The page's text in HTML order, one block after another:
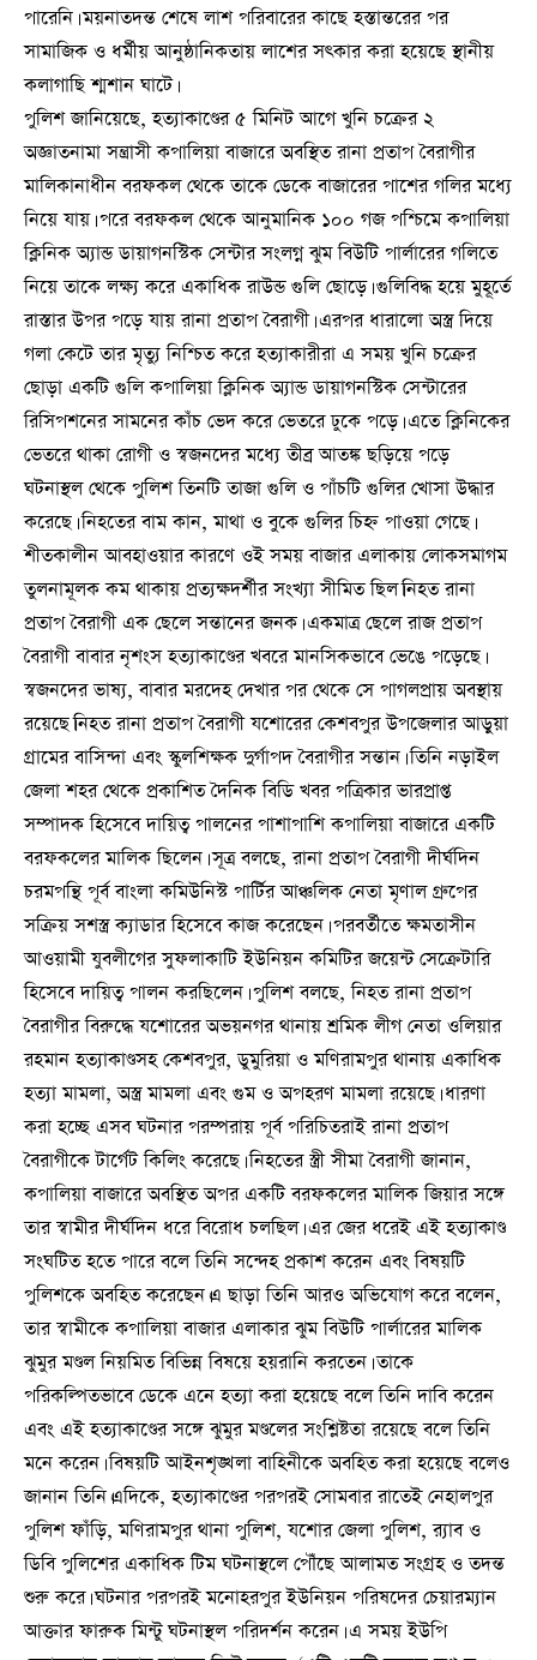
পারেনি। ময়নাতদন্ত শেষে লাশ পরিবারের কাছে হস্তান্তরের পর
সামাজিক ও ধর্মীয় আনুষ্ঠানিকতায় লাশের সৎকার করা হয়েছে স্থানীয়
কলাগাছি শ্মশান ঘাটে।
পুলিশ জানিয়েছে, হত্যাকাণ্ডের ৫ মিনিট আগে খুনি চক্রের ২
অজ্ঞাতনামা সন্ত্রাসী কপালিয়া বাজারে অবস্থিত রানা প্রতাপ বৈরাগীর
মালিকানাধীন বরফকল থেকে তাকে ডেকে বাজারের পাশের গলির মধ্যে
নিয়ে যায়। পরে বরফকল থেকে আনুমানিক ১০০ গজ পশ্চিমে কপালিয়া
ক্লিনিক অ্যান্ড ডায়াগনস্টিক সেন্টার সংলগ্ন ঝুম বিউটি পার্লারের গলিতে
নিয়ে তাকে লক্ষ্য করে একাধিক রাউন্ড গুলি ছোড়ে। গুলিবিদ্ধ হয়ে মুহূর্তে
রাস্তার উপর পড়ে যায় রানা প্রতাপ বৈরাগী। এরপর ধারালো অস্ত্র দিয়ে
গলা কেটে তার মৃত্যু নিশ্চিত করে হত্যাকারীরা এ সময় খুনি চক্রের
ছোড়া একটি গুলি কপালিয়া ক্লিনিক অ্যান্ড ডায়াগনস্টিক সেন্টারের
রিসিপশনের সামনের কাঁচ ভেদ করে ভেতরে ঢুকে পড়ে। এতে ক্লিনিকের
ভেতরে থাকা রোগী ও স্বজনদের মধ্যে তীব্র আতঙ্ক ছড়িয়ে পড়ে
ঘটনাস্থল থেকে পুলিশ তিনটি তাজা গুলি ও পাঁচটি গুলির খোসা উদ্ধার
করেছে। নিহতের বাম কান, মাথা ও বুকে গুলির চিহ্ন পাওয়া গেছে।
শীতকালীন আবহাওয়ার কারণে ওই সময় বাজার এলাকায় লোকসমাগম
তুলনামূলক কম থাকায় প্রত্যক্ষদর্শীর সংখ্যা সীমিত ছিল।নিহত রানা
প্রতাপ বৈরাগী এক ছেলে সন্তানের জনক। একমাত্র ছেলে রাজ প্রতাপ
বৈরাগী বাবার নৃশংস হত্যাকাণ্ডের খবরে মানসিকভাবে ভেঙে পড়েছে।
স্বজনদের ভাষ্য, বাবার মরদেহ দেখার পর থেকে সে পাগলপ্রায় অবস্থায়
রয়েছে।নিহত রানা প্রতাপ বৈরাগী যশোরের কেশবপুর উপজেলার আড়ুয়া
গ্রামের বাসিন্দা এবং স্কুলশিক্ষক দুর্গাপদ বৈরাগীর সন্তান। তিনি নড়াইল
জেলা শহর থেকে প্রকাশিত দৈনিক বিডি খবর পত্রিকার ভারপ্রাপ্ত
সম্পাদক হিসেবে দায়িত্ব পালনের পাশাপাশি কপালিয়া বাজারে একটি
বরফকলের মালিক ছিলেন। সূত্র বলছে, রানা প্রতাপ বৈরাগী দীর্ঘদিন
চরমপন্থি পূর্ব বাংলা কমিউনিস্ট পার্টির আঞ্চলিক নেতা মৃণাল গ্রুপের
সক্রিয় সশস্ত্র ক্যাডার হিসেবে কাজ করেছেন। পরবর্তীতে ক্ষমতাসীন
আওয়ামী যুবলীগের সুফলাকাটি ইউনিয়ন কমিটির জয়েন্ট সেক্রেটারি
হিসেবে দায়িত্ব পালন করছিলেন। পুলিশ বলছে, নিহত রানা প্রতাপ
বৈরাগীর বিরুদ্ধে যশোরের অভয়নগর থানায় শ্রমিক লীগ নেতা ওলিয়ার
রহমান হত্যাকাণ্ডসহ কেশবপুর, ডুমুরিয়া ও মণিরামপুর থানায় একাধিক
হত্যা মামলা, অস্ত্র মামলা এবং গুম ও অপহরণ মামলা রয়েছে। ধারণা
করা হচ্ছে এসব ঘটনার পরম্পরায় পূর্ব পরিচিতরাই রানা প্রতাপ
বৈরাগীকে টার্গেট কিলিং করেছে। নিহতের স্ত্রী সীমা বৈরাগী জানান,
কপালিয়া বাজারে অবস্থিত অপর একটি বরফকলের মালিক জিয়ার সঙ্গে
তার স্বামীর দীর্ঘদিন ধরে বিরোধ চলছিল। এর জের ধরেই এই হত্যাকাণ্ড
সংঘটিত হতে পারে বলে তিনি সন্দেহ প্রকাশ করেন এবং বিষয়টি
পুলিশকে অবহিত করেছেন।এ ছাড়া তিনি আরও অভিযোগ করে বলেন,
তার স্বামীকে কপালিয়া বাজার এলাকার ঝুম বিউটি পার্লারের মালিক
ঝুমুর মণ্ডল নিয়মিত বিভিন্ন বিষয়ে হয়রানি করতেন। তাকে
পরিকল্পিতভাবে ডেকে এনে হত্যা করা হয়েছে বলে তিনি দাবি করেন
এবং এই হত্যাকাণ্ডের সঙ্গে ঝুমুর মণ্ডলের সংশ্লিষ্টতা রয়েছে বলে তিনি
মনে করেন। বিষয়টি আইনশৃঙ্খলা বাহিনীকে অবহিত করা হয়েছে বলেও
জানান তিনি।এদিকে, হত্যাকাণ্ডের পরপরই সোমবার রাতেই নেহালপুর
পুলিশ ফাঁড়ি, মণিরামপুর থানা পুলিশ, যশোর জেলা পুলিশ, র‌্যাব ও
ডিবি পুলিশের একাধিক টিম ঘটনাস্থলে পৌঁছে আলামত সংগ্রহ ও তদন্ত
শুরু করে। ঘটনার পরপরই মনোহরপুর ইউনিয়ন পরিষদের চেয়ারম্যান
আক্তার ফারুক মিন্টু ঘটনাস্থল পরিদর্শন করেন। এ সময় ইউপি